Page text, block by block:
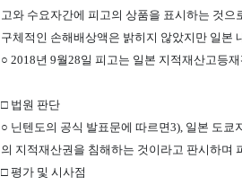
고와 수요자간에 피고의 상품을 표시하는 것
구체적인 손해배상액은 밝히지 않았지만 일본
○ 2018년 9월28일 피고는 일본 지적재산고등
□ 법원 판단
○ 닌텐도의 공식 발표문에 따르면3), 일본 도쿄
의 지적재산권을 침해하는 것이라고 판시하며
□ 평가 및 시사점